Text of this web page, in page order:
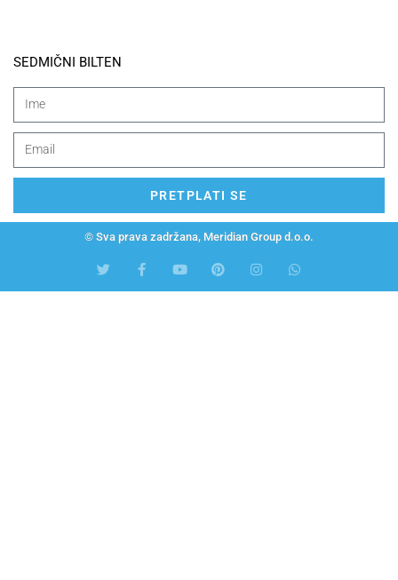
SEDMIČNI BILTEN
PRETPLATI SE
© Sva prava zadržana, Meridian Group d.o.o.